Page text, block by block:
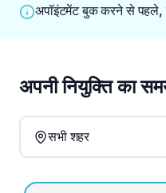
अपॉइंटमेंट बुक करने से पहले,
अपनी नियुक्ति का
सभी शहर